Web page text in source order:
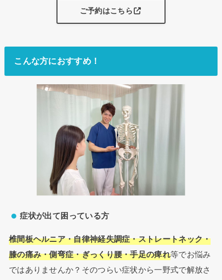
ご予約はこちら
こんな方におすすめ！
症状が出て困っている方
椎間板ヘルニア・自律神経失調症・ストレートネック・
膝の痛み・側弯症・ぎっくり腰・手足の痺れ等でお悩み
ではありませんか？そのつらい症状から一野式で解放さ